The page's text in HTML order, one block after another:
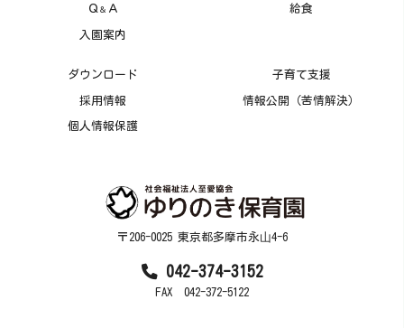
Ｑ ＆ Ａ 給食
入園案内
ダウンロード 子育て支援
採用情報 情報公開（苦情解決）
個人情報保護
〒206-0025 東京都多摩市永⼭4-6
042-374-3152
FAX 042-372-5122